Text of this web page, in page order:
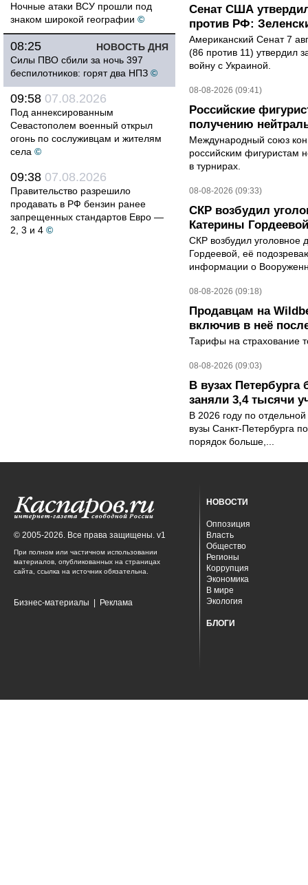
Ночные атаки ВСУ прошли под
знаком широкой географии ©
НОВОСТЬ ДНЯ
08:25
Силы ПВО сбили за ночь 397
беспилотников: горят два НПЗ ©
09:58 07.08.2026
Под аннексированным
Севастополем военный открыл
огонь по сослуживцам и жителям
села ©
09:38 07.08.2026
Правительство разрешило
продавать в РФ бензин ранее
запрещенных стандартов Евро —
2, 3 и 4 ©
Сенат США
против РФ:
Американский Сенат 7
(86 против 11) утвердил
войну с Украиной.
08-08-2026 (09:41)
Российские
получению
Международный союз
российским фигуристам
в турнирах.
08-08-2026 (09:33)
СКР возбудил
Катерины Гордеевой
СКР возбудил уголовное
Гордеевой, её
информации о
08-08-2026 (09:18)
Продавцам на
включив в неё
Тарифы на страхование
08-08-2026 (09:03)
В вузах
заняли 3,4 тысячи
В 2026 году по
вузы Санкт-Петербурга
порядок больше,...
© 2005-2026. Все права защищены. v1
При полном или частичном использовании
материалов, опубликованных на страницах
сайта, ссылка на источник обязательна.
Бизнес-материалы Реклама
НОВОСТИ
Оппозиция
Власть
Общество
Регионы
Коррупция
Экономика
В мире
Экология
БЛОГИ